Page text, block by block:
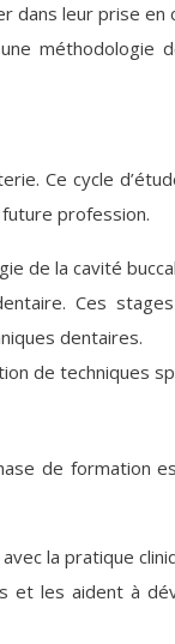
dans leur prise en
méthodologie
Ce cycle
profession.
de la cavité
Ces
dentaires.
de techniques
de formation
la pratique
les aident à